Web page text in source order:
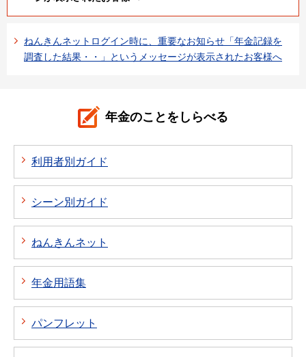
ねんきんネットログイン時に、重要なお知らせ「年金記録を
調査した結果・・」というメッセージが表示されたお客様へ
年金のことをしらべる
利用者別ガイド
シーン別ガイド
ねんきんネット
年金用語集
パンフレット